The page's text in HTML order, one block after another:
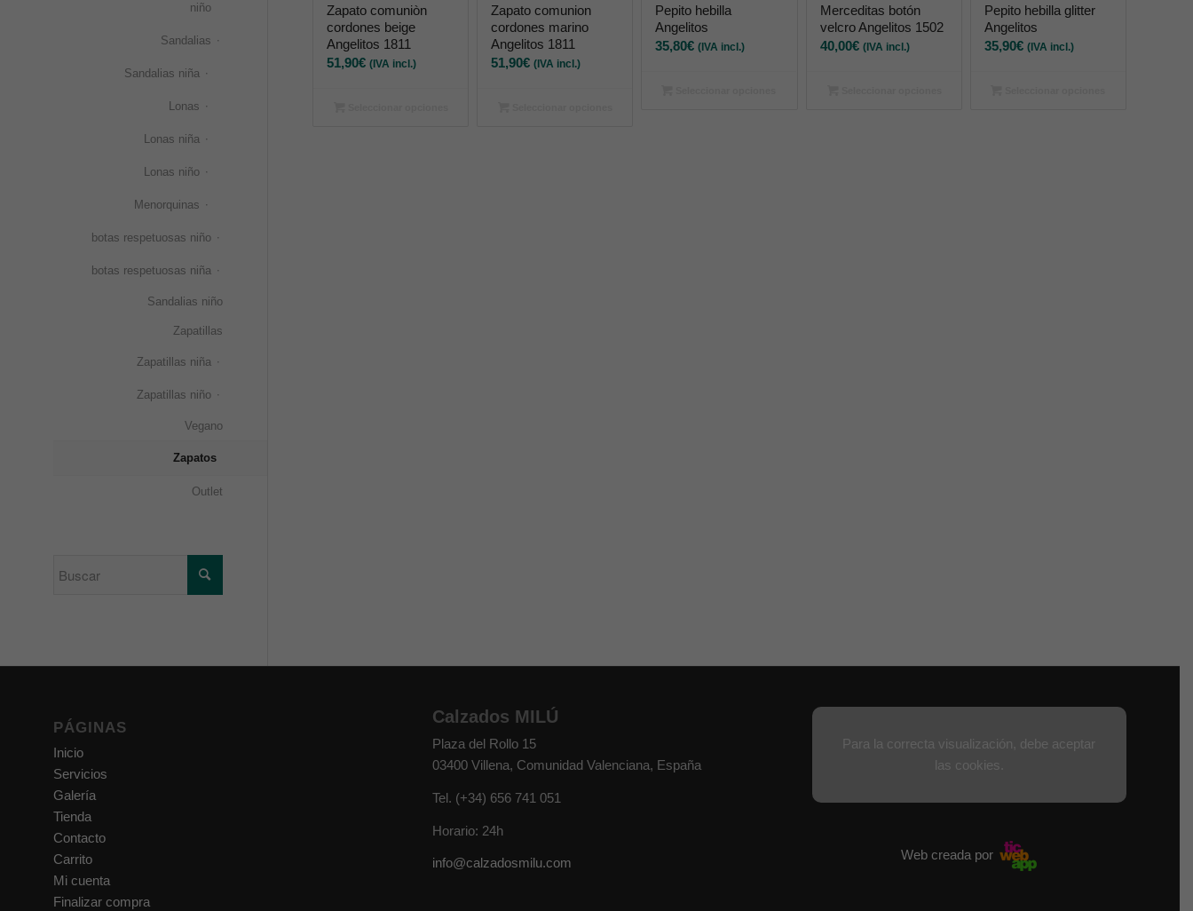
Zapato comuniòn
cordones beige
Angelitos 1811
51,90€ (IVA incl.)
Zapato comunion
cordones marino
Angelitos 1811
51,90€ (IVA incl.)
Pepito hebilla
Angelitos
35,80€ (IVA incl.)
Merceditas botón
velcro Angelitos 1502
40,00€ (IVA incl.)
Pepito hebilla glitter
Angelitos
35,90€ (IVA incl.)
niño
Sandalias
Sandalias niña
Lonas
Lonas niña
Lonas niño
Menorquinas
botas respetuosas niño
botas respetuosas niña
Sandalias niño
Zapatillas
Zapatillas niña
Zapatillas niño
Vegano
Zapatos
Outlet
PÁGINAS
Inicio
Servicios
Galería
Tienda
Contacto
Carrito
Mi cuenta
Finalizar compra
Calzados MILÚ
Plaza del Rollo 15
03400 Villena, Comunidad Valenciana, España
Tel. (+34) 656 741 051
Horario: 24h
info@calzadosmilu.com
Para la correcta visualización, debe aceptar
las cookies.
Web creada por